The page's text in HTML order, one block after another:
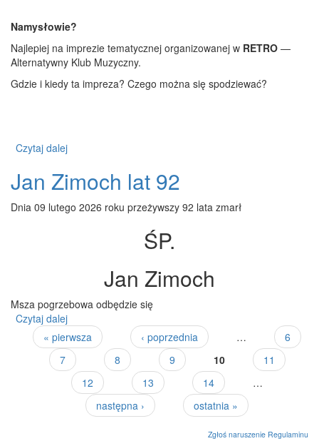
Namysłowie?
Najlepiej na imprezie tematycznej organizowanej w RETRO —
Alternatywny Klub Muzyczny.
Gdzie i kiedy ta impreza? Czego można się spodziewać?
Czytaj dalej
Jan Zimoch lat 92
Dnia 09 lutego 2026 roku przeżywszy 92 lata zmarł
ŚP.
Jan Zimoch
Msza pogrzebowa odbędzie się
Czytaj dalej
Strony
« pierwsza ‹ poprzednia …
6
7
8 9 10
11
12
13 14
…
następna ›
ostatnia »
Zgłoś naruszenie Regulaminu